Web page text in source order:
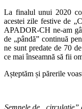
La finalul unui 2020
acestei zile festive de
APADOR-CH ne-am
de „pândă” continuă
ne sunt predate de 70
ce mai înseamnă să fii
Așteptăm și părerile
Semnele de